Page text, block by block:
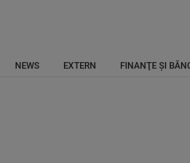
NEWS EXTERN FINANŢE ŞI